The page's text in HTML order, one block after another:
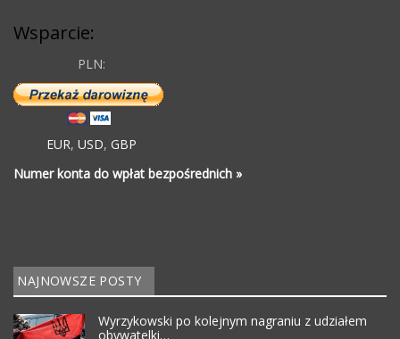
Wsparcie:
PLN:
EUR, USD, GBP
Numer konta do wpłat bezpośrednich »
NAJNOWSZE POSTY
Wyrzykowski po kolejnym nagraniu z udziałem
obywatelki…